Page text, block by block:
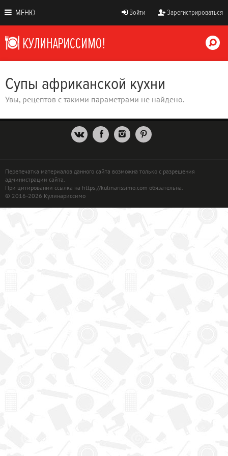
МЕНЮ Войти Зарегистрироваться
Супы африканской кухни
Увы, рецептов с такими параметрами не найдено.
Перепечатка материалов данного сайта возможна только с разрешения
администрации сайта.
При цитировании ссылка на https://kulinarissimo.com обязательна.
© 2016-2026 Кулинариссимо